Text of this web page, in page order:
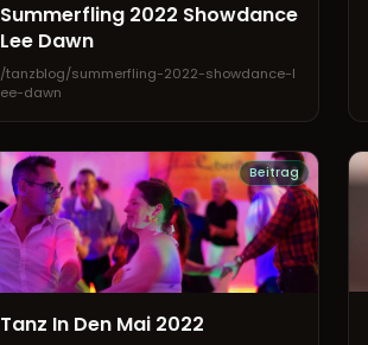
Summerfling 2022 Showdance
Lee Dawn
/tanzblog/summerfling-2022-showdance-l
ee-dawn
Beitrag
Tanz In Den Mai 2022